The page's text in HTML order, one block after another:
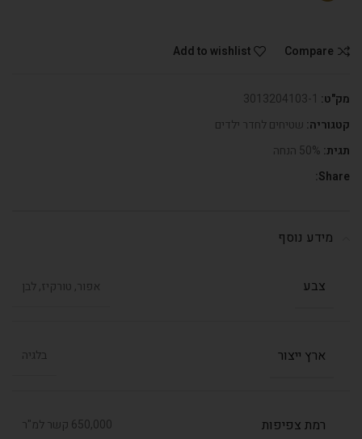
Compare
Add to wishlist
מק"ט: 3013204103-1
קטגוריה: שטיחים לחדר ילדים
תגית: 50% הנחה
Share:
מידע נוסף
צבע אפור, טורקיז, לבן
ארץ ייצור בלגיה
רמת צפיפות 650,000 קשר למ"ר